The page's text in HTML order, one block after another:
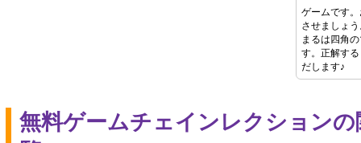
ゲームです
させましょ
まるは四角
す。正解す
だします♪
無料ゲームチェインレクション